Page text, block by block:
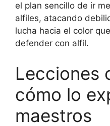
el plan sencillo de ir
alfiles, atacando
lucha hacia el color
defender con alfil.
Lecciones
cómo lo
maestros